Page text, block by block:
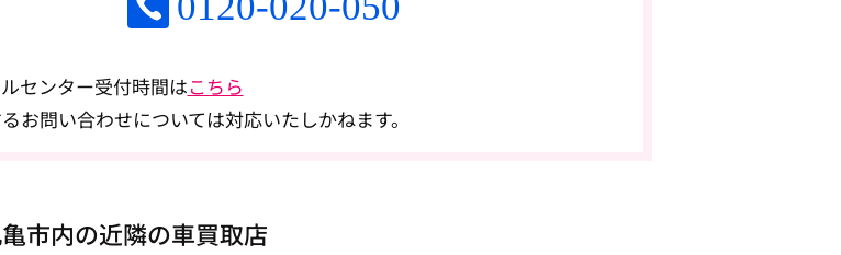
センター受付時間はこちら
お問い合わせについては対応いたしかねます。
市内の近隣の車買取店